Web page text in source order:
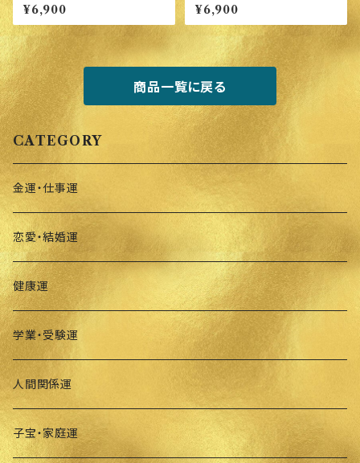
¥6,900 ¥6,900
商品一覧に戻る
CATEGORY
金運・仕事運
恋愛・結婚運
健康運
学業・受験運
人間関係運
子宝・家庭運